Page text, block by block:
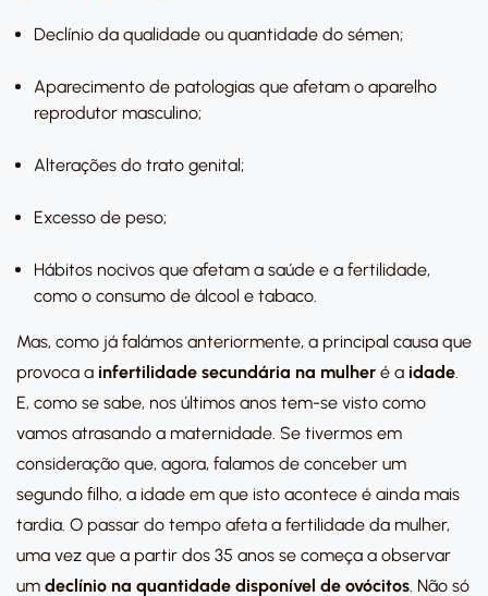
Declínio da qualidade ou quantidade do sémen;
Aparecimento de patologias que afetam o aparelho
reprodutor masculino;
Alterações do trato genital;
Excesso de peso;
Hábitos nocivos que afetam a saúde e a fertilidade,
como o consumo de álcool e tabaco.
Mas, como já falámos anteriormente, a principal causa que
provoca a infertilidade secundária na mulher é a idade.
E, como se sabe, nos últimos anos tem-se visto como
vamos atrasando a maternidade. Se tivermos em
consideração que, agora, falamos de conceber um
segundo filho, a idade em que isto acontece é ainda mais
tardia. O passar do tempo afeta a fertilidade da mulher,
uma vez que a partir dos 35 anos se começa a observar
um declínio na quantidade disponível de ovócitos. Não só